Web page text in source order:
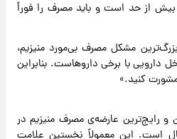
از حد است و باید مصرف را فوراً
مشکل مصرف بی‌مورد منیزیم،
دارویی با برخی داروهاست. بنابراین
کنید.»
و رایج‌ترین عارضه‌ی مصرف منیزیم در
است. این معمولاً نخستین علامت